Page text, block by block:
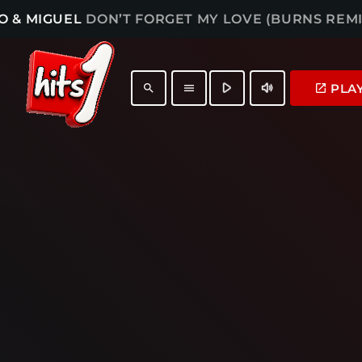
& MIGUEL DON’T FORGET MY LOVE (BURNS
search menu play_arrow volume_up launch